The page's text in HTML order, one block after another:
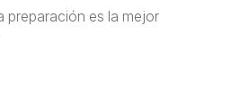
preparación es la mejor